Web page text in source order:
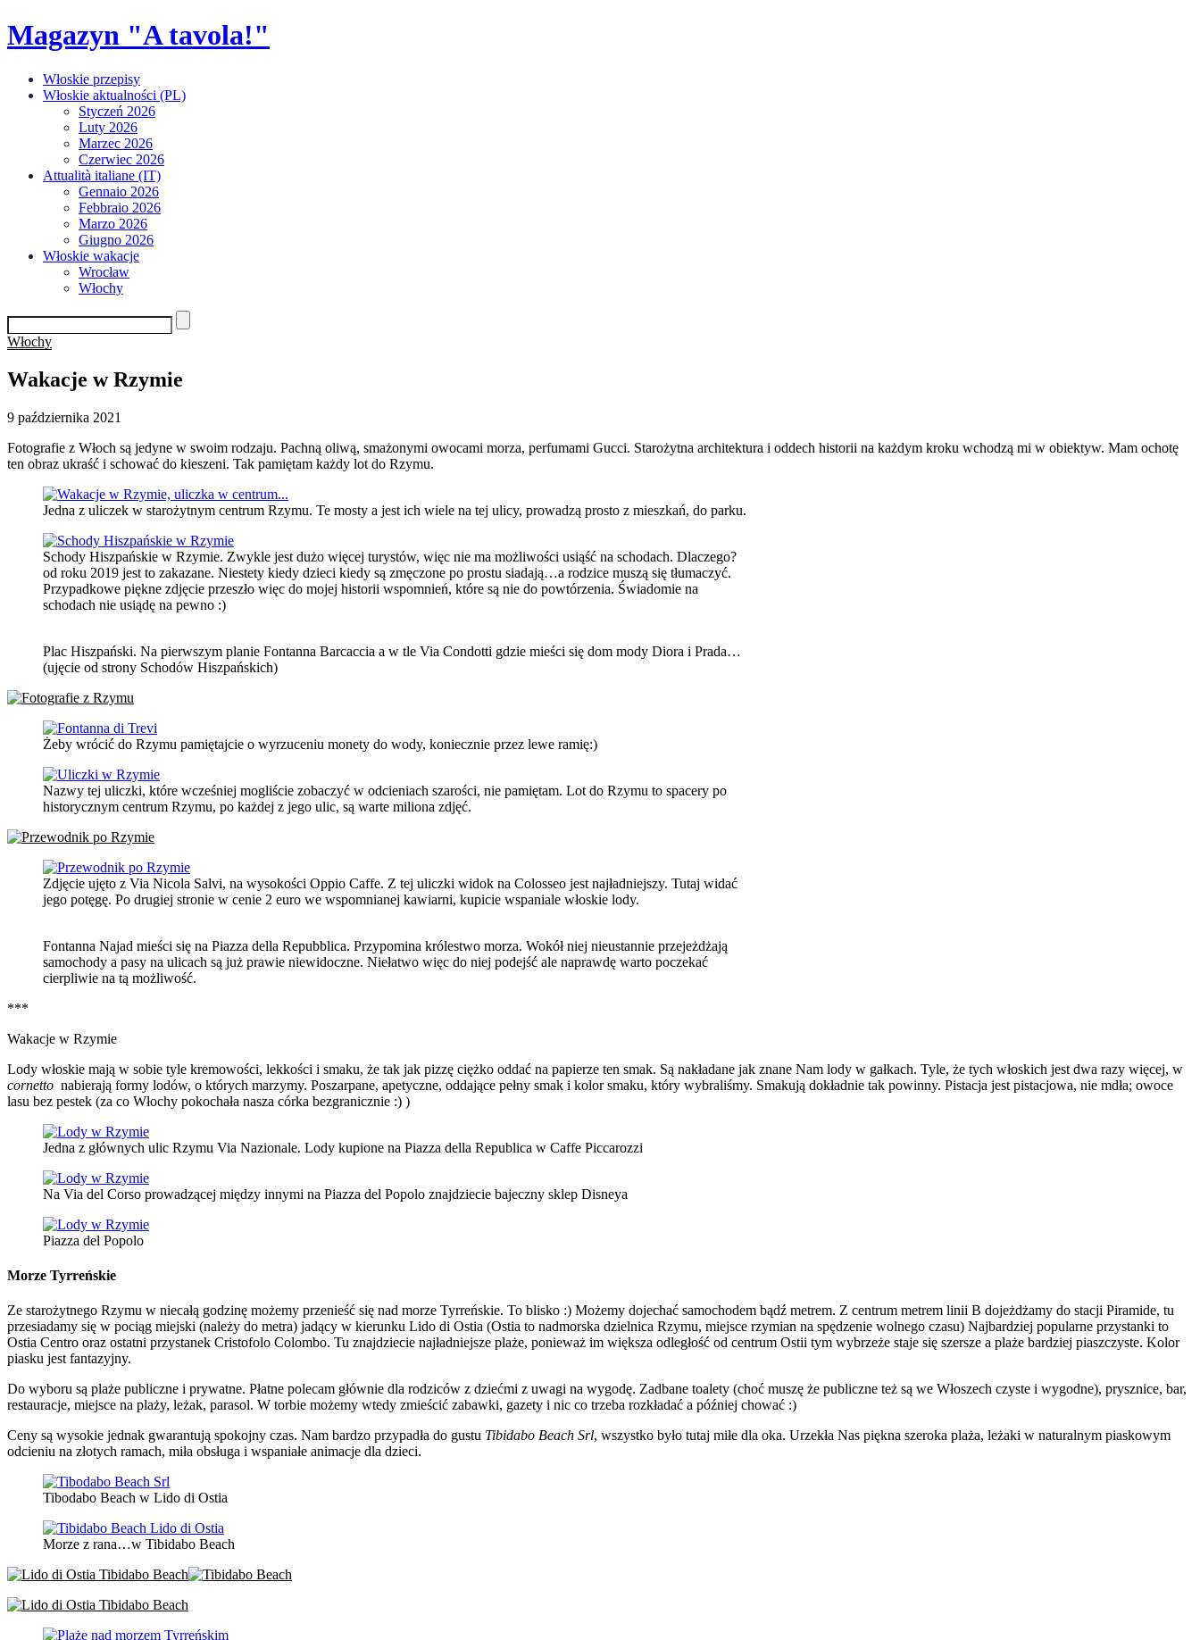
Skip
to
Magazyn "A tavola!"
Włoskie przepisy
Włoskie aktualności (PL)
Styczeń 2026
Luty 2026
Marzec 2026
Czerwiec 2026
Attualità italiane (IT)
Gennaio 2026
Febbraio 2026
Marzo 2026
Giugno 2026
Włoskie wakacje
Wrocław
Włochy
Włochy
Wakacje w Rzymie
9 października 2021
Fotografie z Włoch są jedyne w swoim rodzaju. Pachną oliwą, smażonymi owocami morza, perfumami Gucci. Starożytna architektura i oddech historii na każdym kroku wchodzą mi w obiektyw. Mam ochotę
ten obraz ukraść i schować do kieszeni. Tak pamiętam każdy lot do Rzymu.
Jedna z uliczek w starożytnym centrum Rzymu. Te mosty a jest ich wiele na tej ulicy, prowadzą prosto z mieszkań, do parku.
Schody Hiszpańskie w Rzymie. Zwykle jest dużo więcej turystów, więc nie ma możliwości usiąść na schodach. Dlaczego?
od roku 2019 jest to zakazane. Niestety kiedy dzieci kiedy są zmęczone po prostu siadają…a rodzice muszą się tłumaczyć.
Przypadkowe piękne zdjęcie przeszło więc do mojej historii wspomnień, które są nie do powtórzenia. Świadomie na
schodach nie usiądę na pewno :)
Plac Hiszpański. Na pierwszym planie Fontanna Barcaccia a w tle Via Condotti gdzie mieści się dom mody Diora i Prada…
(ujęcie od strony Schodów Hiszpańskich)
Żeby wrócić do Rzymu pamiętajcie o wyrzuceniu monety do wody, koniecznie przez lewe ramię:)
Nazwy tej uliczki, które wcześniej mogliście zobaczyć w odcieniach szarości, nie pamiętam. Lot do Rzymu to spacery po
historycznym centrum Rzymu, po każdej z jego ulic, są warte miliona zdjęć.
Zdjęcie ujęto z Via Nicola Salvi, na wysokości Oppio Caffe. Z tej uliczki widok na Colosseo jest najładniejszy. Tutaj widać
jego potęgę. Po drugiej stronie w cenie 2 euro we wspomnianej kawiarni, kupicie wspaniale włoskie lody.
Fontanna Najad mieści się na Piazza della Repubblica. Przypomina królestwo morza. Wokół niej nieustannie przejeżdżają
samochody a pasy na ulicach są już prawie niewidoczne. Niełatwo więc do niej podejść ale naprawdę warto poczekać
cierpliwie na tą możliwość.
***
Wakacje w Rzymie
Lody włoskie mają w sobie tyle kremowości, lekkości i smaku, że tak jak pizzę ciężko oddać na papierze ten smak. Są nakładane jak znane Nam lody w gałkach. Tyle, że tych włoskich jest dwa razy więcej, w
cornetto nabierają formy lodów, o których marzymy. Poszarpane, apetyczne, oddające pełny smak i kolor smaku, który wybraliśmy. Smakują dokładnie tak powinny. Pistacja jest pistacjowa, nie mdła; owoce
lasu bez pestek (za co Włochy pokochała nasza córka bezgranicznie :) )
Jedna z głównych ulic Rzymu Via Nazionale. Lody kupione na Piazza della Republica w Caffe Piccarozzi
Na Via del Corso prowadzącej między innymi na Piazza del Popolo znajdziecie bajeczny sklep Disneya
Piazza del Popolo
Morze Tyrreńskie
Ze starożytnego Rzymu w niecałą godzinę możemy przenieść się nad morze Tyrreńskie. To blisko :) Możemy dojechać samochodem bądź metrem. Z centrum metrem linii B dojeżdżamy do stacji Piramide, tu
przesiadamy się w pociąg miejski (należy do metra) jadący w kierunku Lido di Ostia (Ostia to nadmorska dzielnica Rzymu, miejsce rzymian na spędzenie wolnego czasu) Najbardziej popularne przystanki to
Ostia Centro oraz ostatni przystanek Cristofolo Colombo. Tu znajdziecie najładniejsze plaże, ponieważ im większa odległość od centrum Ostii tym wybrzeże staje się szersze a plaże bardziej piaszczyste. Kolor
piasku jest fantazyjny.
Do wyboru są plaże publiczne i prywatne. Płatne polecam głównie dla rodziców z dziećmi z uwagi na wygodę. Zadbane toalety (choć muszę że publiczne też są we Włoszech czyste i wygodne), prysznice, bar,
restauracje, miejsce na plaży, leżak, parasol. W torbie możemy wtedy zmieścić zabawki, gazety i nic co trzeba rozkładać a później chować :)
Ceny są wysokie jednak gwarantują spokojny czas. Nam bardzo przypadła do gustu Tibidabo Beach Srl, wszystko było tutaj miłe dla oka. Urzekła Nas piękna szeroka plaża, leżaki w naturalnym piaskowym
odcieniu na złotych ramach, miła obsługa i wspaniałe animacje dla dzieci.
Tibodabo Beach w Lido di Ostia
Morze z rana…w Tibidabo Beach